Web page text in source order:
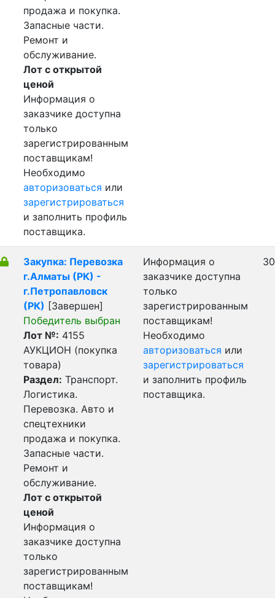
продажа и покупка.
Запасные части.
Ремонт и
обслуживание.
Лот с открытой
ценой
Информация о
заказчике доступна
только
зарегистрированным
поставщикам!
Необходимо
авторизоваться или
зарегистрироваться
и заполнить профиль
поставщика.
Закупка: Перевозка
г.Алматы (РК) -
г.Петропавловск
(РК) [Завершен]
Победитель выбран
Лот №: 4155
АУКЦИОН (покупка
товара)
Раздел: Транспорт.
Логистика.
Перевозка. Авто и
спецтехники
продажа и покупка.
Запасные части.
Ремонт и
обслуживание.
Лот с открытой
ценой
Информация о
заказчике доступна
только
зарегистрированным
поставщикам!
Информация о
заказчике доступна
только
зарегистрированным
поставщикам!
Необходимо
авторизоваться или
зарегистрироваться
и заполнить профиль
поставщика.